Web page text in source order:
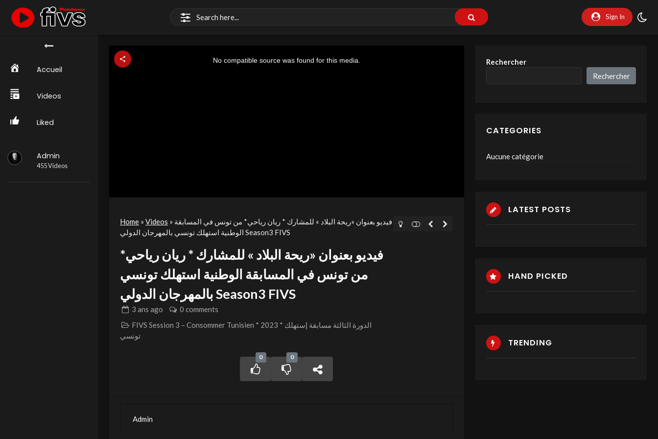
Sign In
َAccueil
Videos
Liked
Admin
455 Videos
modal
window.
No compatible source was found for this media.
Home » Videos » فيديو بعنوان «ريحة البلاد » للمشارك * ريان رياحي* من تونس في المسابقة
الوطنية استهلك تونسي بالمهرجان الدولي Season3 FIVS
فيديو بعنوان «ريحة البلاد » للمشارك * ريان رياحي*
من تونس في المسابقة الوطنية استهلك تونسي
بالمهرجان الدولي Season3 FIVS
3 ans ago
0 comments
FIVS Session 3 – Consommer Tunisien * 2023 * الدورة الثالثة مسابقة إستهلك
تونسي
0 0
Admin
Rechercher
Rechercher
CATEGORIES
Aucune catégorie
LATEST POSTS
HAND PICKED
TRENDING